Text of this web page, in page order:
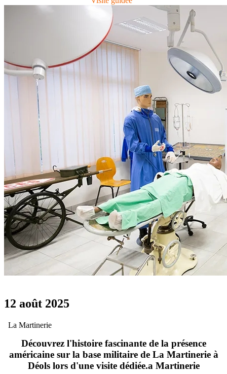
12 août 2025
La Martinerie
Découvrez l'histoire fascinante de la présence
américaine sur la base militaire de La Martinerie à
Déols lors d'une visite dédiée.a Martinerie